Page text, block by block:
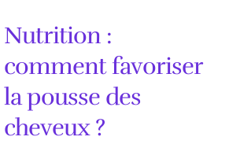
Nutrition :
comment favoriser
la pousse des
cheveux ?